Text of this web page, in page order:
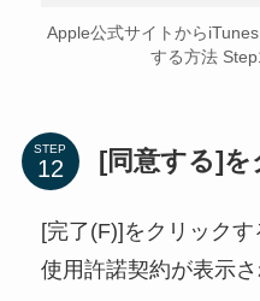
Apple公式サイトから
する方法
STEP [同意する]を
[完了(F)]をクリック
使用許諾契約が表示さ